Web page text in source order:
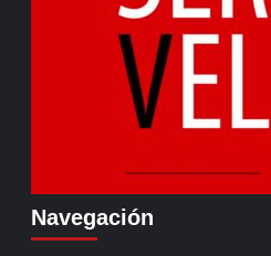
Navegación